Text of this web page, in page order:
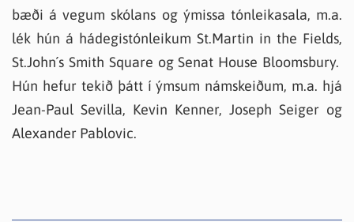
bæði á vegum skólans og ýmissa tónleikasala, m.a.
lék hún á hádegistónleikum St.Martin in the Fields,
St.John´s Smith Square og Senat House Bloomsbury.
Hún hefur tekið þátt í ýmsum námskeiðum, m.a. hjá
Jean-Paul Sevilla, Kevin Kenner, Joseph Seiger og
Alexander Pablovic.